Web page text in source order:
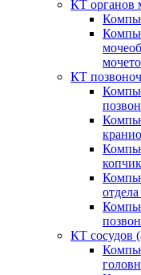
КТ органов
КТ
КТ сосудов